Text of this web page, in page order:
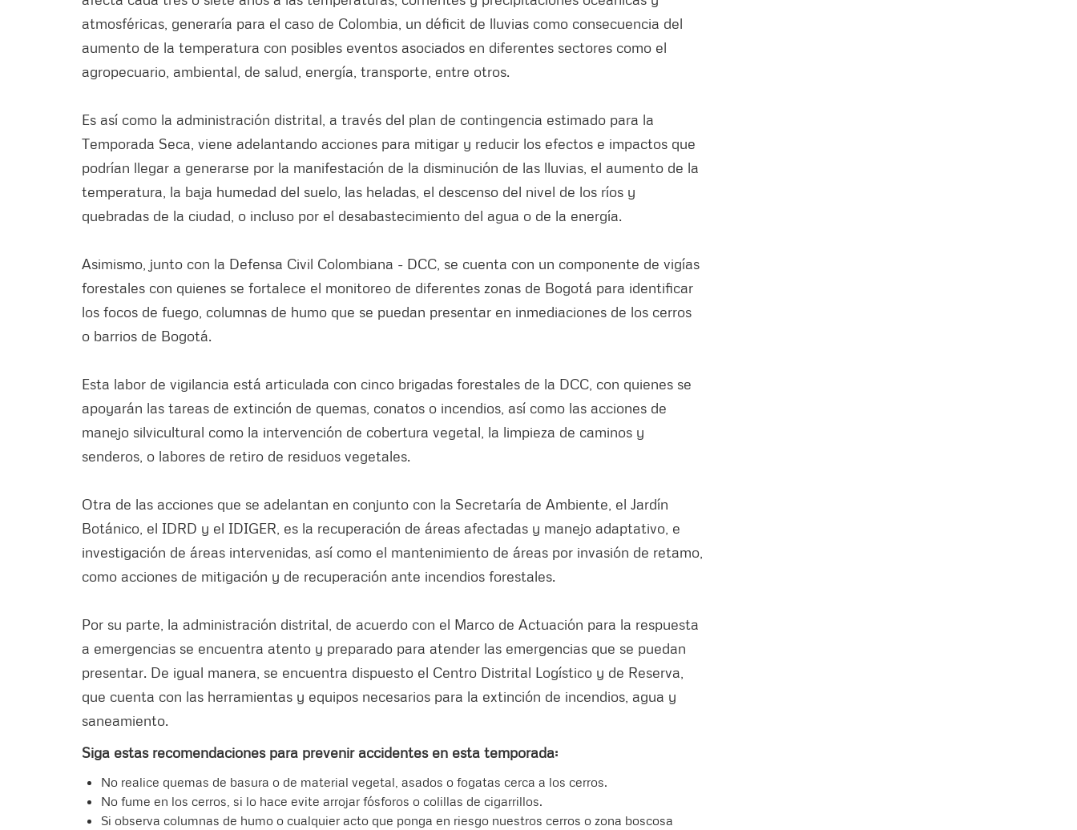
atmosféricas, generaría para el caso de Colombia, un déficit de lluvias como consecuencia del
aumento de la temperatura con posibles eventos asociados en diferentes sectores como el
agropecuario, ambiental, de salud, energía, transporte, entre otros.
Es así como la administración distrital, a través del plan de contingencia estimado para la
Temporada Seca, viene adelantando acciones para mitigar y reducir los efectos e impactos que
podrían llegar a generarse por la manifestación de la disminución de las lluvias, el aumento de la
temperatura, la baja humedad del suelo, las heladas, el descenso del nivel de los ríos y
quebradas de la ciudad, o incluso por el desabastecimiento del agua o de la energía.
Asimismo, junto con la Defensa Civil Colombiana - DCC, se cuenta con un componente de vigías
forestales con quienes se fortalece el monitoreo de diferentes zonas de Bogotá para identificar
los focos de fuego, columnas de humo que se puedan presentar en inmediaciones de los cerros
o barrios de Bogotá.
Esta labor de vigilancia está articulada con cinco brigadas forestales de la DCC, con quienes se
apoyarán las tareas de extinción de quemas, conatos o incendios, así como las acciones de
manejo silvicultural como la intervención de cobertura vegetal, la limpieza de caminos y
senderos, o labores de retiro de residuos vegetales.
Otra de las acciones que se adelantan en conjunto con la Secretaría de Ambiente, el Jardín
Botánico, el IDRD y el IDIGER, es la recuperación de áreas afectadas y manejo adaptativo, e
investigación de áreas intervenidas, así como el mantenimiento de áreas por invasión de retamo,
como acciones de mitigación y de recuperación ante incendios forestales.
Por su parte, la administración distrital, de acuerdo con el Marco de Actuación para la respuesta
a emergencias se encuentra atento y preparado para atender las emergencias que se puedan
presentar. De igual manera, se encuentra dispuesto el Centro Distrital Logístico y de Reserva,
que cuenta con las herramientas y equipos necesarios para la extinción de incendios, agua y
saneamiento.
Siga estas recomendaciones para prevenir accidentes en esta temporada:
No realice quemas de basura o de material vegetal, asados o fogatas cerca a los cerros.
No fume en los cerros, si lo hace evite arrojar fósforos o colillas de cigarrillos.
Si observa columnas de humo o cualquier acto que ponga en riesgo nuestros cerros o zona boscosa